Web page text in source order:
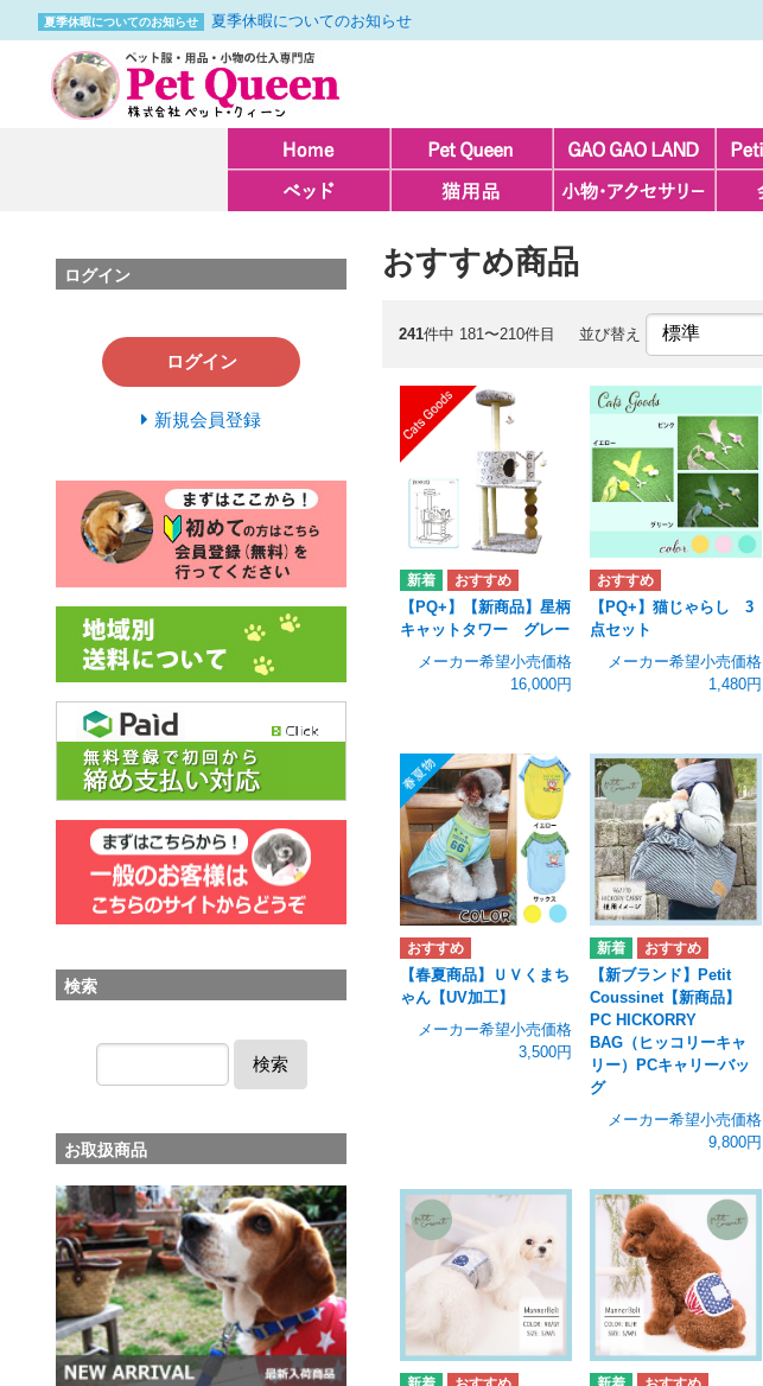
夏季休暇についてのお知らせ 夏季休暇についてのお知らせ
おすすめ商品
241件中 181〜210件目 並び替え
【PQ+】【新商品】星柄
キャットタワー グレー
メーカー希望小売価格
16,000円
【PQ+】猫じゃらし 3
点セット
メーカー希望小売価格
1,480円
【春夏商品】ＵＶくまち
ゃん【UV加工】
メーカー希望小売価格
3,500円
【新ブランド】Petit
Coussinet【新商品】
PC HICKORRY
BAG（ヒッコリーキャ
リー）PCキャリーバッ
グ
メーカー希望小売価格
9,800円
ログイン
ログイン
新規会員登録
検索
検索
お取扱商品